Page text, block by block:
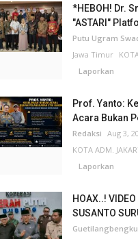
*HEBOH! Dr.
"ASTARI"
Putu Ugram
Jawa Timur
Laporkan
Prof. Yanto:
Acara Bukan
Redaksi Aug 3,
KOTA ADM.
Laporkan
HOAX..! VIDEO
SUSANTO